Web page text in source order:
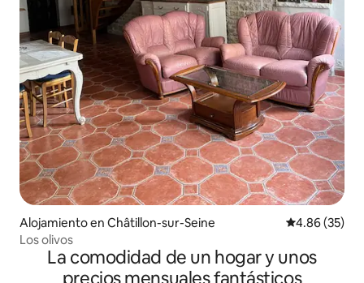
Alojamiento en Châtillon-sur-Seine Calificación
4.86 (35)
Los olivos
La comodidad de un hogar y unos